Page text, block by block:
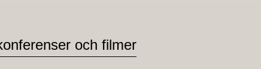
och filmer